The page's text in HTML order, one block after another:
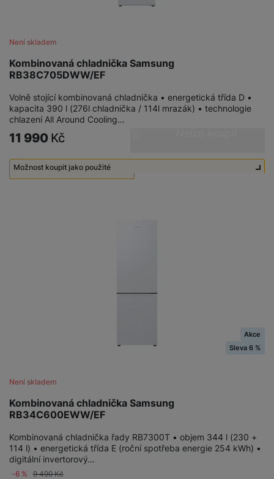
Kombinovaná chladnička Samsung
RB38C705DWW/EF
Není skladem
Volně stojící kombinovaná chladnička • energetická třída D •
kapacita 390 l (276l chladnička / 114l mrazák) • technologie
chlazení All Around Cooling…
11 990 Kč
Možnost koupit jako použité
Kombinovaná chladnička Samsung
RB34C600EWW/EF
Není skladem
Akce
Sleva 6 %
Kombinovaná chladnička řady RB7300T • objem 344 l (230 +
114 l) • energetická třída E (roční spotřeba energie 254 kWh) •
digitální invertorový…
-6 % 9 490Kč